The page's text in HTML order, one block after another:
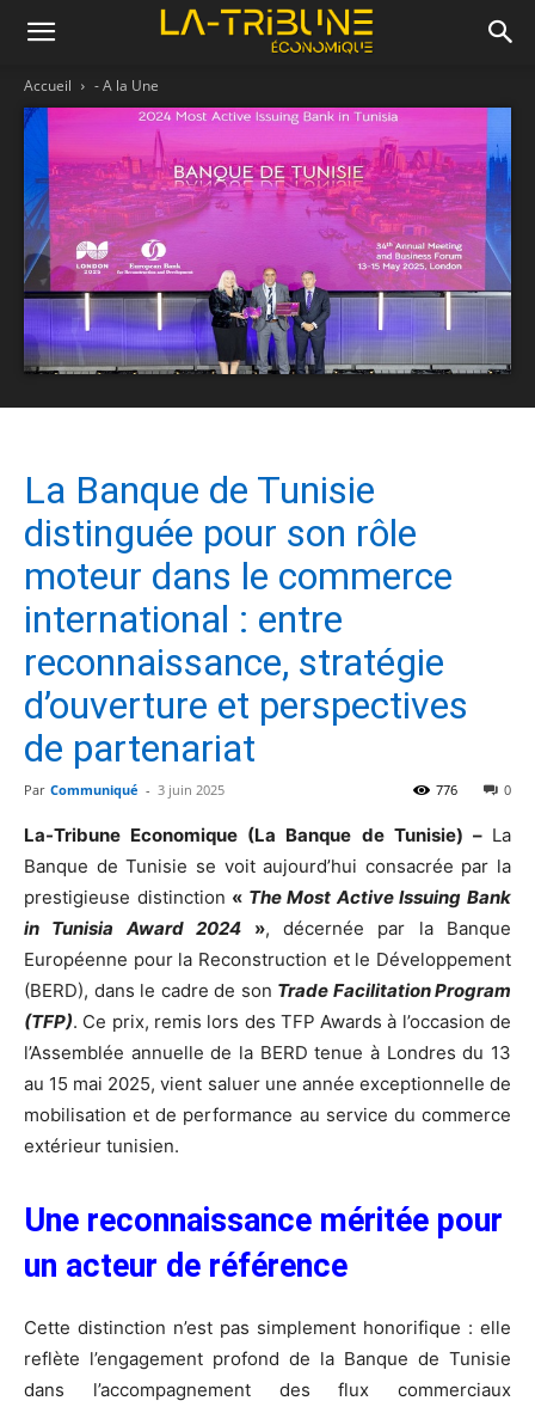
Accueil - A la Une
La Banque de Tunisie
distinguée pour son rôle
moteur dans le commerce
international : entre
reconnaissance, stratégie
d’ouverture et perspectives
de partenariat
Par Communiqué - 3 juin 2025 0
776
La-Tribune Economique (La Banque de Tunisie) – La
Banque de Tunisie se voit aujourd’hui consacrée par la
prestigieuse distinction « The Most Active Issuing Bank
in Tunisia Award 2024 », décernée par la Banque
Européenne pour la Reconstruction et le Développement
(BERD), dans le cadre de son Trade Facilitation Program
(TFP). Ce prix, remis lors des TFP Awards à l’occasion de
l’Assemblée annuelle de la BERD tenue à Londres du 13
au 15 mai 2025, vient saluer une année exceptionnelle de
mobilisation et de performance au service du commerce
extérieur tunisien.
Une reconnaissance méritée pour
un acteur de référence
Cette distinction n’est pas simplement honorifique : elle
reflète l’engagement profond de la Banque de Tunisie
dans l’accompagnement des flux commerciaux